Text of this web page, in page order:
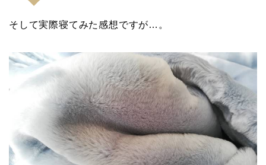
そして実際寝てみた感想ですが…。